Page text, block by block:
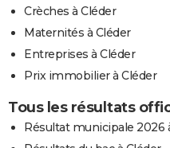
Crèches à Cléder
Maternités à Cléder
Entreprises à Cléder
Prix immobilier à Cléder
Tous les résultats
Résultat municipale 2026